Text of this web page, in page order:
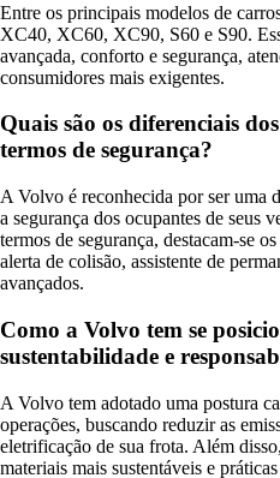
Entre os principais modelos de
XC40, XC60, XC90, S60 e S90.
avançada, conforto e segurança,
consumidores mais exigentes.
Quais são os diferenciais
termos de segurança?
A Volvo é reconhecida por ser uma
a segurança dos ocupantes de seus
termos de segurança, destacam-se
alerta de colisão, assistente de
avançados.
Como a Volvo tem se
sustentabilidade e
A Volvo tem adotado uma postura
operações, buscando reduzir as
eletrificação de sua frota. Além
materiais mais sustentáveis e